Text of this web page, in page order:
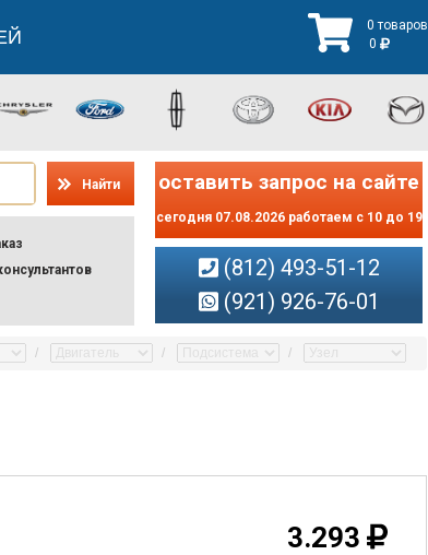
0 товаров
0
Найти оставить запрос на сайте
сегодня 07.08.2026 работаем с 10 до 19
(812) 493-51-12
(921) 926-76-01
3.293